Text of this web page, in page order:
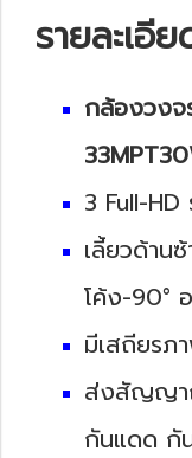
รายละเอี
กล้องวงจ
3 Full-
เลี้ยวด้าน
โค้ง-90°
มีเสถียรภ
ส่งสัญญา
กันแดด กั